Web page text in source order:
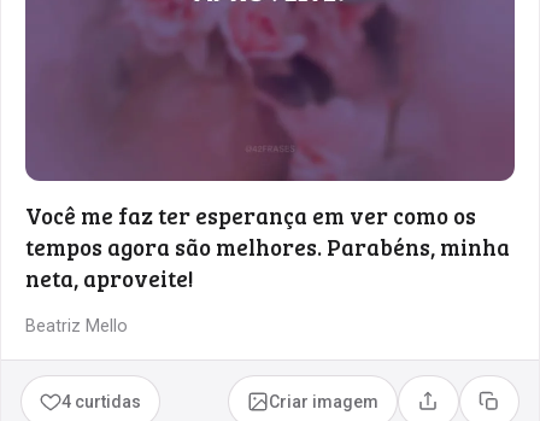
Você me faz ter esperança em ver como os
tempos agora são melhores. Parabéns, minha
neta, aproveite!
Beatriz Mello
4 curtidas Criar imagem Compartilhar
Copiar